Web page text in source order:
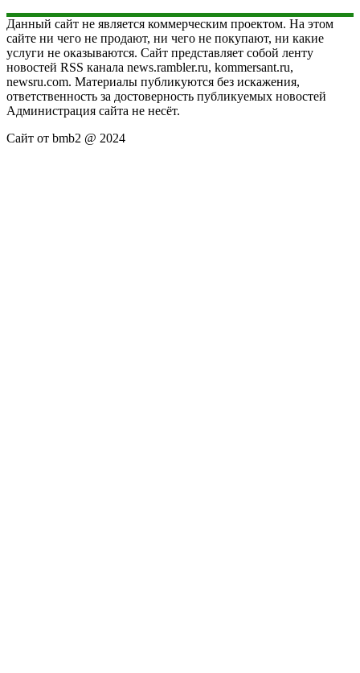
Данный сайт не является коммерческим проектом. На этом
сайте ни чего не продают, ни чего не покупают, ни какие
услуги не оказываются. Сайт представляет собой ленту
новостей RSS канала news.rambler.ru, kommersant.ru,
newsru.com. Материалы публикуются без искажения,
ответственность за достоверность публикуемых новостей
Администрация сайта не несёт.
Сайт от bmb2 @ 2024